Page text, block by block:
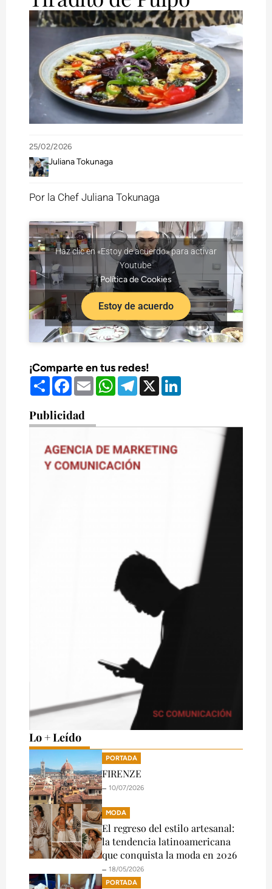
25/02/2026
Juliana Tokunaga
Por la Chef Juliana Tokunaga
Haz clic en «Estoy de acuerdo» para activar
Youtube
Política de Cookies
Estoy de acuerdo
¡Comparte en tus redes!
Compartir
Facebook
EmailWhatsApp
Telegram
X LinkedIn
Publicidad
Lo + Leído
PORTADA
FIRENZE
🗕️ 10/07/2026
MODA
El regreso del estilo artesanal:
la tendencia latinoamericana
que conquista la moda en 2026
🗕️ 18/05/2026
PORTADA